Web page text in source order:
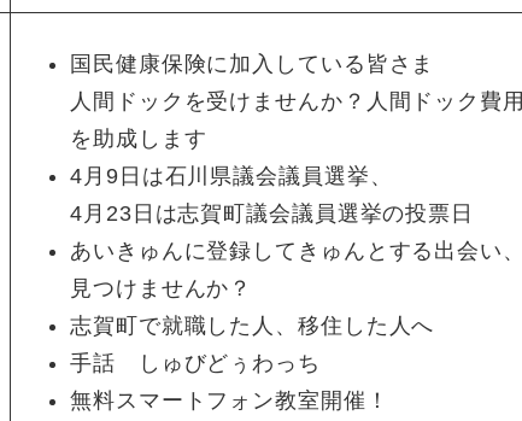
国民健康保険に加入している皆さま
人間ドックを受けませんか？人間ドック費用
を助成します
4月9日は石川県議会議員選挙、
4月23日は志賀町議会議員選挙の投票日
あいきゅんに登録してきゅんとする出会い、
見つけませんか？
志賀町で就職した人、移住した人へ
手話 しゅびどぅわっち
無料スマートフォン教室開催！